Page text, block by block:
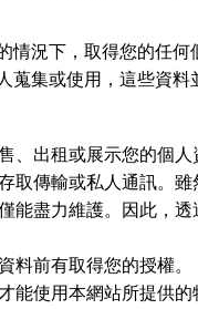
情況下，取得您的任
蒐集或使用，這些資
、出租或展示您的個
取傳輸或私人通訊。
能盡力維護。因此，
料前有取得您的授權。
能使用本網站所提供